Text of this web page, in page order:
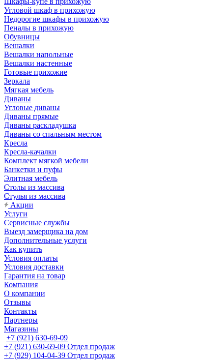
Угловой шкаф в прихожую
Недорогие шкафы в прихожую
Пеналы в прихожую
Обувницы
Вешалки
Вешалки напольные
Вешалки настенные
Готовые прихожие
Зеркала
Мягкая мебель
Диваны
Угловые диваны
Диваны прямые
Диваны раскладушка
Диваны со спальным местом
Кресла
Кресла-качалки
Комплект мягкой мебели
Банкетки и пуфы
Элитная мебель
Столы из массива
Стулья из массива
Акции
Услуги
Сервисные службы
Выезд замерщика на дом
Дополнительные услуги
Как купить
Условия оплаты
Условия доставки
Гарантия на товар
Компания
О компании
Отзывы
Контакты
Партнеры
Магазины
+7 (921) 630-69-09
+7 (921) 630-69-09 Отдел продаж
+7 (929) 104-04-39 Отдел продаж